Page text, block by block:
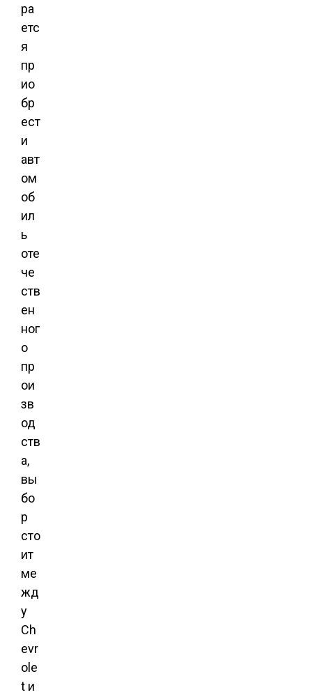
ра
етс
я
пр
ио
бр
ест
и
авт
ом
об
ил
ь
оте
че
ств
ен
ног
о
пр
ои
зв
од
ств
а,
вы
бо
р
сто
ит
ме
жд
у
Ch
evr
ole
t и